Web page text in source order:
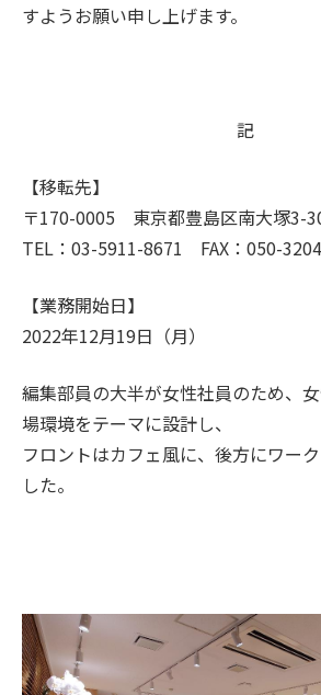
すようお願い申し上げます。
記
【移転先】
〒170-0005 東京都豊島区南大塚3-
TEL：03-5911-8671 FAX：050-
【業務開始日】
2022年12月19日（月）
編集部員の大半が女性社員のため、
場環境をテーマに設計し、
フロントはカフェ風に、後方にワー
した。